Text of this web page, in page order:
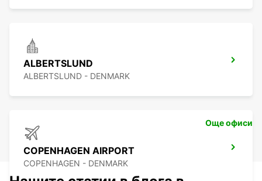
ALBERTSLUND
ALBERTSLUND - DENMARK
COPENHAGEN AIRPORT
COPENHAGEN - DENMARK
Още офиси